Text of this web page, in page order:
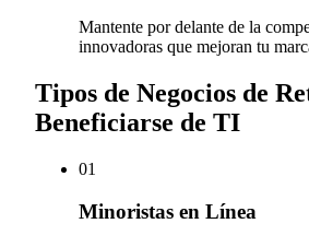
Mantente por delante de la
innovadoras que mejoran tu
Tipos de Negocios de
Beneficiarse de TI
01
Minoristas en Línea